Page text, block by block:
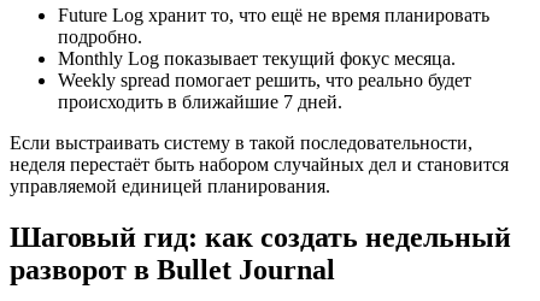
Future Log хранит то, что ещё не время планировать
подробно.
Monthly Log показывает текущий фокус месяца.
Weekly spread помогает решить, что реально будет
происходить в ближайшие 7 дней.
Если выстраивать систему в такой последовательности,
неделя перестаёт быть набором случайных дел и становится
управляемой единицей планирования.
Шаговый гид: как создать недельный
разворот в Bullet Journal